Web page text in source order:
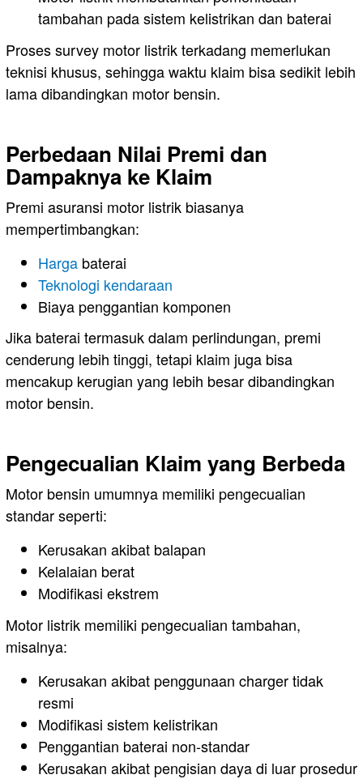
tambahan pada sistem kelistrikan dan baterai
Proses survey motor listrik terkadang memerlukan
teknisi khusus, sehingga waktu klaim bisa sedikit lebih
lama dibandingkan motor bensin.
Perbedaan Nilai Premi dan
Dampaknya ke Klaim
Premi asuransi motor listrik biasanya
mempertimbangkan:
Harga baterai
Teknologi kendaraan
Biaya penggantian komponen
Jika baterai termasuk dalam perlindungan, premi
cenderung lebih tinggi, tetapi klaim juga bisa
mencakup kerugian yang lebih besar dibandingkan
motor bensin.
Pengecualian Klaim yang Berbeda
Motor bensin umumnya memiliki pengecualian
standar seperti:
Kerusakan akibat balapan
Kelalaian berat
Modifikasi ekstrem
Motor listrik memiliki pengecualian tambahan,
misalnya:
Kerusakan akibat penggunaan charger tidak
resmi
Modifikasi sistem kelistrikan
Penggantian baterai non-standar
Kerusakan akibat pengisian daya di luar prosedur